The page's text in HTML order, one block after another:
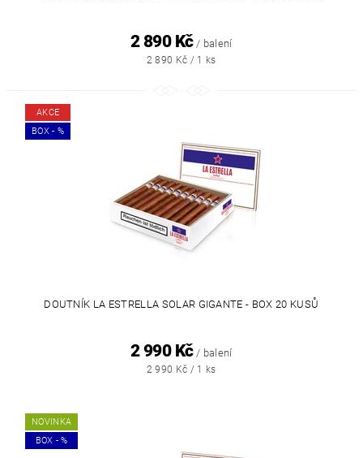
2 890 Kč / balení
2 890 Kč / 1 ks
AKCE
BOX - %
DOUTNÍK LA ESTRELLA SOLAR GIGANTE - BOX 20 KUSŮ
2 990 Kč / balení
2 990 Kč / 1 ks
NOVINKA
BOX - %